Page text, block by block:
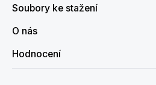
Soubory ke stažení
O nás
Hodnocení